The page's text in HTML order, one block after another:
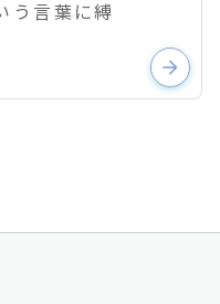
う言葉に縛
arrow_forward